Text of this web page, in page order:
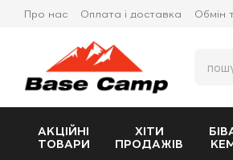
Перейти до основного контенту
Про нас Оплата і доставка Обмін
АКЦІЙНІ
ТОВАРИ
ХІТИ
ПРОДАЖІВ